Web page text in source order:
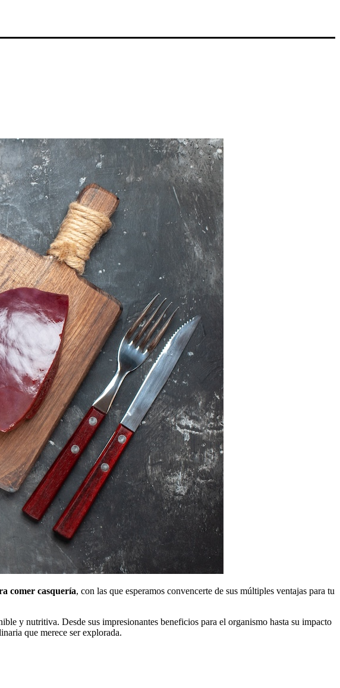
comer casquería, con las que esperamos convencerte de sus múltiples ventajas para tu
y nutritiva. Desde sus impresionantes beneficios para el organismo hasta su impacto
que merece ser explorada.